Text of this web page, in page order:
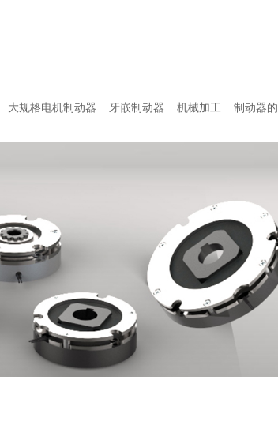
大规格电机制动器 牙嵌制动器 机械加工 制动器